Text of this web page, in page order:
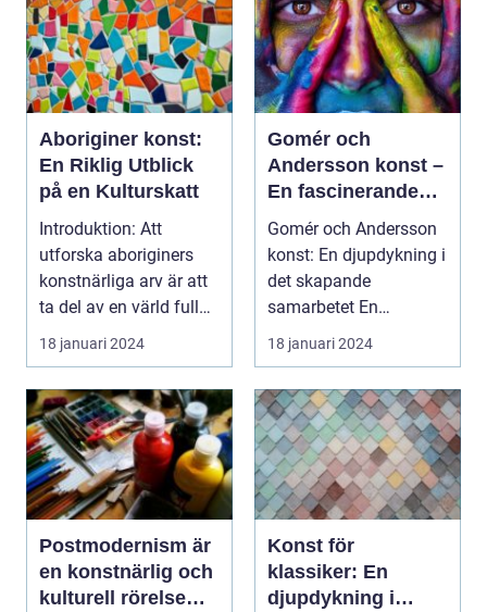
Aboriginer konst:
En Riklig Utblick
på en Kulturskatt
Introduktion: Att
utforska aboriginers
konstnärliga arv är att
ta del av en värld full
av rikedom oc...
18 januari 2024
Gomér och
Andersson konst –
En fascinerande
utforskning av det
kreativa
samarbetet
Gomér och Andersson
konst: En djupdykning i
det skapande
samarbetet En
övergripande, grundlig
över...
18 januari 2024
Postmodernism är
en konstnärlig och
kulturell rörelse
Konst för
klassiker: En
djupdykning i